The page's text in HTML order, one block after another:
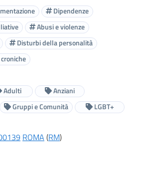
Dipendenze
Abusi e violenze
Disturbi della personalità
Adulti
Anziani
Gruppi e Comunità LGBT+
ROMA (RM)